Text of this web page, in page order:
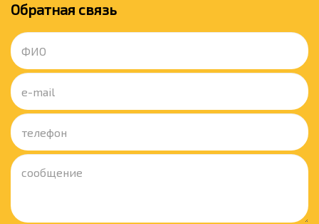
Обратная связь